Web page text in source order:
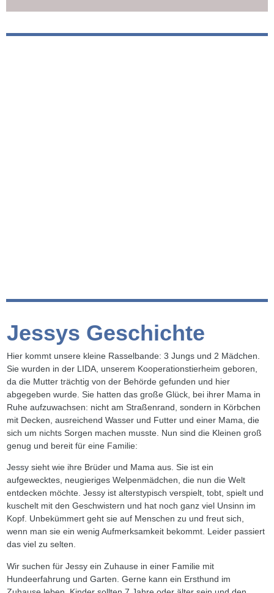
Jessys Geschichte
Hier kommt unsere kleine Rasselbande: 3 Jungs und 2 Mädchen.
Sie wurden in der LIDA, unserem Kooperationstierheim geboren,
da die Mutter trächtig von der Behörde gefunden und hier
abgegeben wurde. Sie hatten das große Glück, bei ihrer Mama in
Ruhe aufzuwachsen: nicht am Straßenrand, sondern in Körbchen
mit Decken, ausreichend Wasser und Futter und einer Mama, die
sich um nichts Sorgen machen musste. Nun sind die Kleinen groß
genug und bereit für eine Familie:
Jessy sieht wie ihre Brüder und Mama aus. Sie ist ein
aufgewecktes, neugieriges Welpenmädchen, die nun die Welt
entdecken möchte. Jessy ist alterstypisch verspielt, tobt, spielt und
kuschelt mit den Geschwistern und hat noch ganz viel Unsinn im
Kopf. Unbekümmert geht sie auf Menschen zu und freut sich,
wenn man sie ein wenig Aufmerksamkeit bekommt. Leider passiert
das viel zu selten.
Wir suchen für Jessy ein Zuhause in einer Familie mit
Hundeerfahrung und Garten. Gerne kann ein Ersthund im